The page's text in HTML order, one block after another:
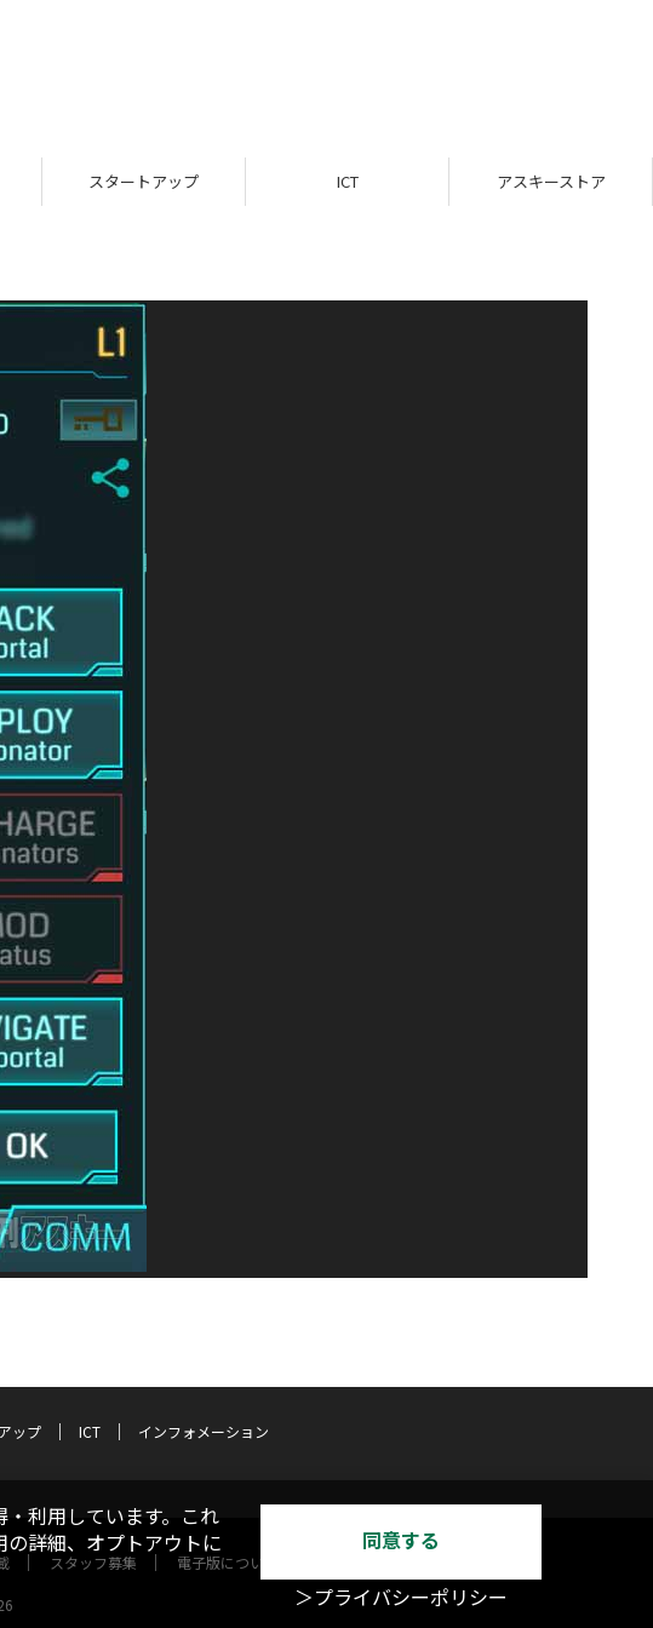
スタートアップ ICT アスキーストア
ップ ICT
インフォメーション
スタッフ募集 電子版について
利用しています。これ
詳細、オプトアウトに
同意する
＞プライバシーポリシー